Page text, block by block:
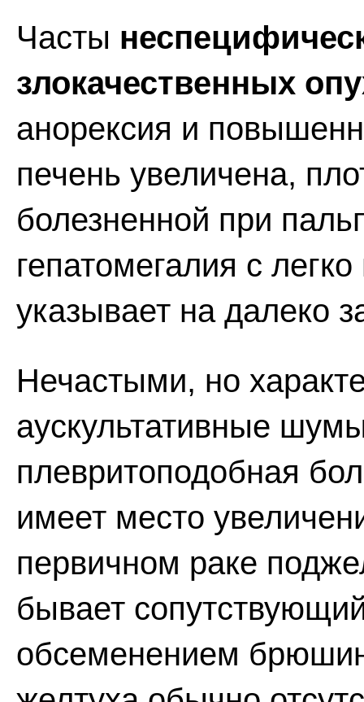
Часты
злокачественных
анорексия и
печень увеличена,
болезненной при
гепатомегалия с
указывает на далеко
Нечастыми, но
аускультативные
плевритоподобная
имеет место
первичном раке
бывает
обсеменением